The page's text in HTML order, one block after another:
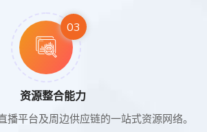
03
资源整合能力
播平台及周边供应链的一站式资源网络。